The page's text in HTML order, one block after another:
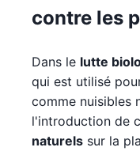
contre les
Dans le lutte
qui est utilisé
comme nuisibles
l'introduction de
naturels sur la